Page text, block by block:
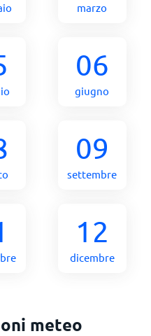
marzo
06
giugno
09
settembre
12
dicembre
meteo